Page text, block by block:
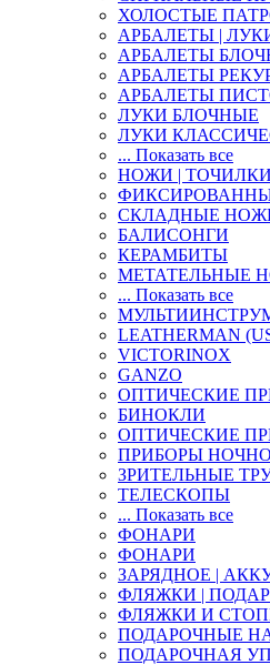
ХОЛОСТЫЕ
АРБАЛЕТЫ |
АРБАЛЕТЫ
АРБАЛЕТЫ
АРБАЛЕТЫ
ЛУКИ БЛОЧНЫЕ
ЛУКИ
... Показать все
НОЖИ | ТОЧИЛКИ
СКЛАДНЫЕ
БАЛИСОНГИ
КЕРАМБИТЫ
МЕТАТЕЛЬНЫЕ
... Показать все
LEATHERMAN
VICTORINOX
GANZO
ОПТИЧЕСКИЕ
БИНОКЛИ
ОПТИЧЕСКИЕ
ПРИБОРЫ
ЗРИТЕЛЬНЫЕ
ТЕЛЕСКОПЫ
... Показать все
ФОНАРИ
ФОНАРИ
ЗАРЯДНОЕ |
ФЛЯЖКИ |
ФЛЯЖКИ И
ПОДАРОЧНЫЕ
ПОДАРОЧНАЯ